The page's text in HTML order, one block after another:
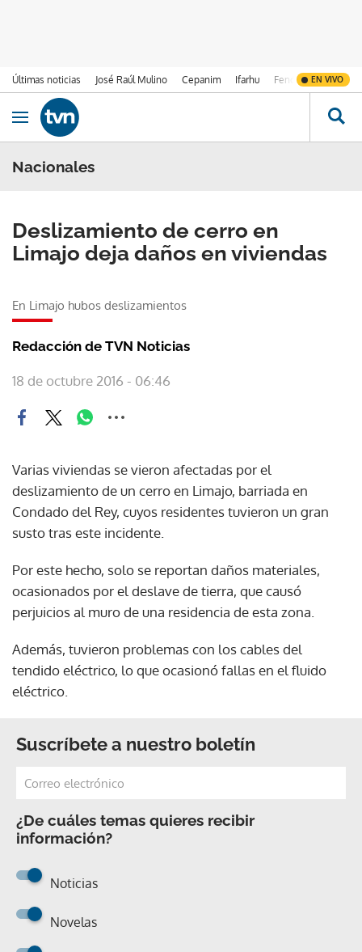
Últimas noticias José Raúl Mulino Cepanim Ifarhu Fenómeno de El
EN VIVO
Ir al contenido
Obrir navegació
Nacionales
Deslizamiento de cerro en
Limajo deja daños en viviendas
En Limajo hubos deslizamientos
Redacción de TVN Noticias
18 de octubre 2016 - 06:46
Varias viviendas se vieron afectadas por el
deslizamiento de un cerro en Limajo, barriada en
Condado del Rey, cuyos residentes tuvieron un gran
susto tras este incidente.
Por este hecho, solo se reportan daños materiales,
ocasionados por el deslave de tierra, que causó
perjuicios al muro de una residencia de esta zona.
Además, tuvieron problemas con los cables del
tendido eléctrico, lo que ocasionó fallas en el fluido
eléctrico.
Suscríbete a nuestro boletín
¿De cuáles temas quieres recibir
información?
Noticias
Novelas